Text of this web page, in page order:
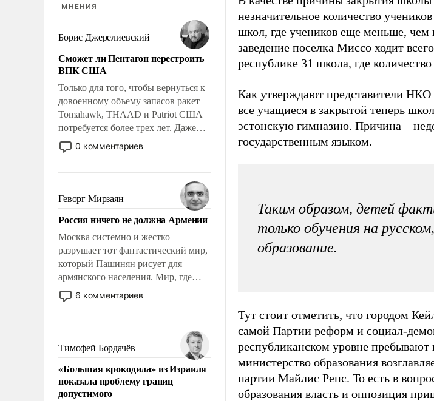
МНЕНИЯ
Борис Джерелиевский
Сможет ли Пентагон перестроить
ВПК США
Только для того, чтобы вернуться к
довоенному объему запасов ракет
Tomahawk, THAAD и Patriot США
потребуется более трех лет. Даже
небольшая война с Ираном
опустошила американские
уязвимости США, например, перед
Китаем.
0 комментариев
Геворг Мирзаян
Россия ничего не должна Армении
Москва системно и жестко
разрушает тот фантастический мир,
который Пашинян рисует для
армянского населения. Мир, где
этому населению все должны
просто по определению, где его
беспрекословно оплачиваться за
счет российских
налогоплательщиков и где за свои
поступки не нужно отвечать.
6 комментариев
Тимофей Бордачёв
«Большая крокодила» из Израиля
показала проблему границ
допустимого
незначительное количество
школ, где учеников еще меньше, чем
заведение поселка Миссо ходит
республике 31 школа, где
Как утверждают представители
все учащиеся в закрытой теперь
эстонскую гимназию. Причина –
государственным языком.
Таким образом, детей
только обучения на
образование.
Тут стоит отметить, что городом
самой Партии реформ и социал-
республиканском уровне
министерство образования
партии Майлис Репс. То есть в
образования власть и оппозиция